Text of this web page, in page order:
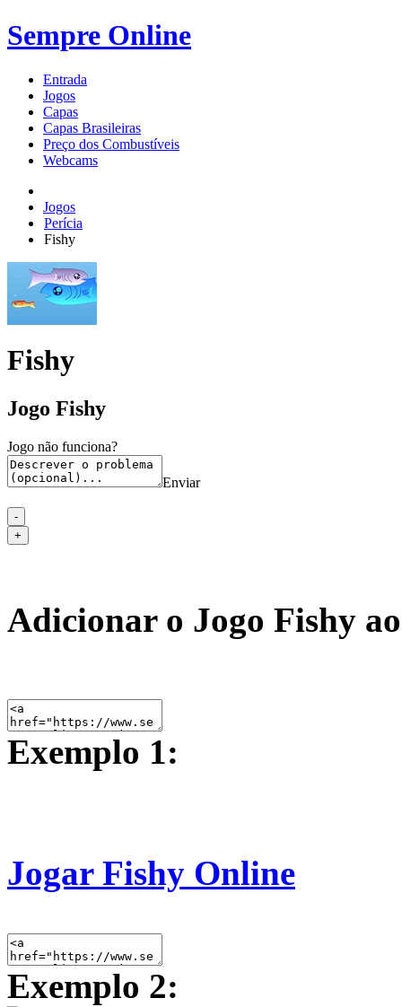
Sempre Online
Entrada
Jogos
Capas
Capas Brasileiras
Preço dos Combustíveis
Webcams
Jogos
Perícia
Fishy
Fishy
Jogo Fishy
Jogo não funciona?
Enviar
Adicionar o Jogo Fishy
Exemplo 1:
Jogar Fishy Online
Exemplo 2: